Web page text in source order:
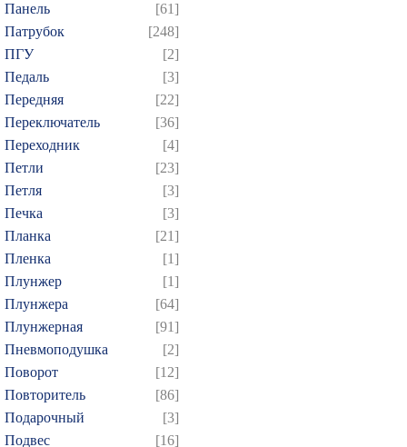
Панель
[61]
Патрубок
[248]
ПГУ
[2]
Педаль
[3]
Передняя
[22]
Переключатель
[36]
Переходник
[4]
Петли
[23]
Петля
[3]
Печка
[3]
Планка
[21]
Пленка
[1]
Плунжер
[1]
Плунжера
[64]
Плунжерная
[91]
Пневмоподушка
[2]
Поворот
[12]
Повторитель
[86]
Подарочный
[3]
Подвес
[16]